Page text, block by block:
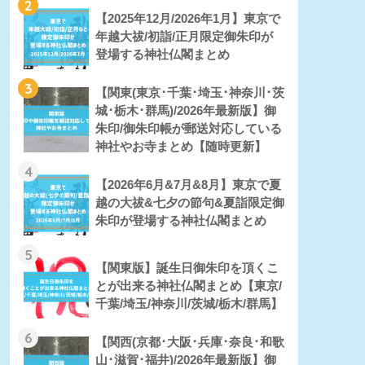
2
【2025年12月/2026年1月】東京で
年越大祓/初詣/正月限定御朱印が
登場する神社仏閣まとめ
3
【関東(東京･千葉･埼玉･神奈川･茨
城･栃木･群馬)/2026年最新版】御
朱印/御朱印帳が郵送対応している
神社やお寺まとめ【随時更新】
4
【2026年6月&7月&8月】東京で夏
越の大祓&七夕の節句&夏詣限定御
朱印が登場する神社仏閣まとめ
5
【関東版】誕生日御朱印を頂くこ
とが出来る神社仏閣まとめ【東京/
千葉/埼玉/神奈川/茨城/栃木/群馬】
6
【関西(京都･大阪･兵庫･奈良･和歌
山･滋賀･福井)/2026年最新版】御